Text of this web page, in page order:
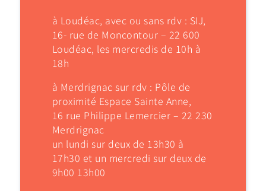
à Loudéac, avec ou sans rdv : SIJ,
16- rue de Moncontour – 22 600
Loudéac, les mercredis de 10h à
18h
à Merdrignac sur rdv : Pôle de
proximité Espace Sainte Anne,
16 rue Philippe Lemercier – 22 230
Merdrignac
un lundi sur deux de 13h30 à
17h30 et un mercredi sur deux de
9h00 13h00